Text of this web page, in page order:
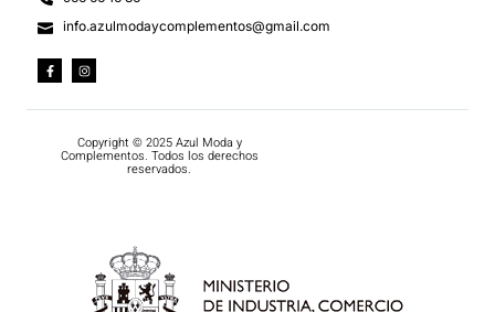
info.azulmodaycomplementos@gmail.com
Copyright © 2025 Azul Moda y
Complementos. Todos los derechos
reservados.